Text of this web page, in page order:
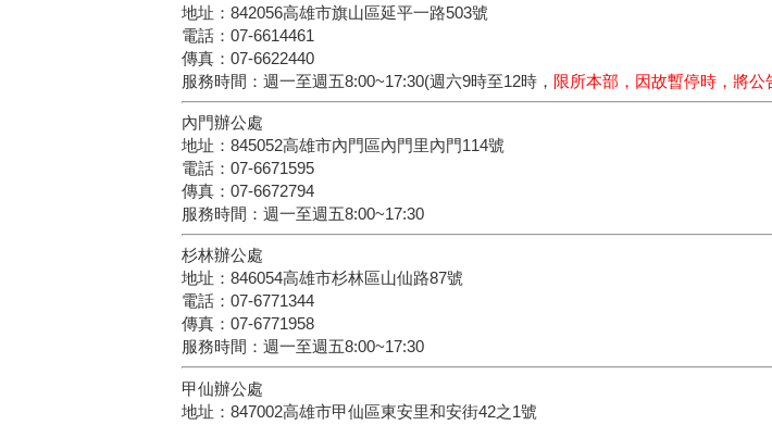
地址：842056高雄市旗山區延平一路503號
電話：07-6614461
傳真：07-6622440
服務時間：週一至週五8:00~17:30(週六9時至12時， 限所本部，因故暫停時，將公
內門辦公處
地址：845052高雄市內門區內門里內門114號
電話：07-6671595
傳真：07-6672794
服務時間：週一至週五8:00~17:30
杉林辦公處
地址：846054高雄市杉林區山仙路87號
電話：07-6771344
傳真：07-6771958
服務時間：週一至週五8:00~17:30
甲仙辦公處
地址：847002高雄市甲仙區東安里和安街42之1號